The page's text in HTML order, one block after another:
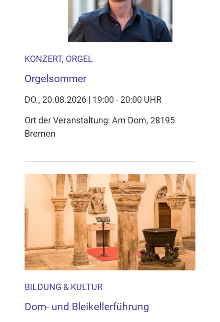
KONZERT, ORGEL
Orgelsommer
DO., 20.08.2026 | 19:00 - 20:00 UHR
Ort der Veranstaltung: Am Dom, 28195
Bremen
BILDUNG & KULTUR
Dom- und Bleikellerführung